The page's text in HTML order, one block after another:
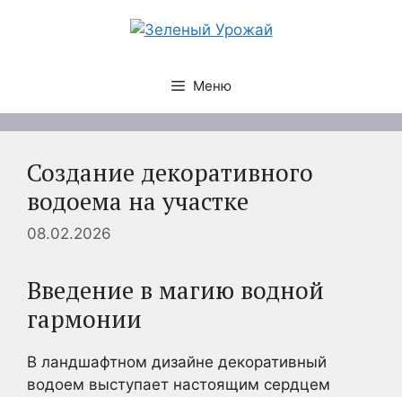
Меню
Создание декоративного
водоема на участке
08.02.2026
Введение в магию водной
гармонии
В ландшафтном дизайне декоративный
водоем выступает настоящим сердцем